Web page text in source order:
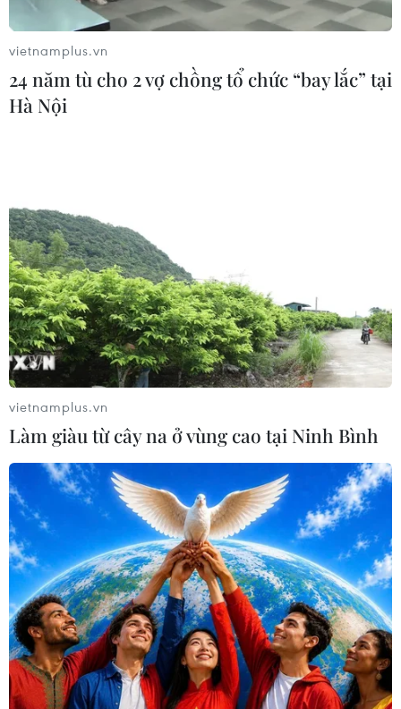
Theo dõi VietnamPlus
TIN LIÊN QUAN
vietnamplus.vn
24 năm tù cho 2 vợ chồng tổ chức “bay lắc” tại
Hà Nội
vietnamplus.vn
Làm giàu từ cây na ở vùng cao tại Ninh Bình